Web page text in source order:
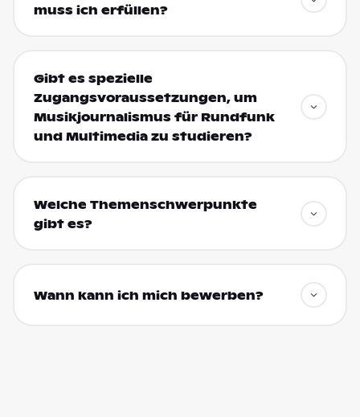
muss ich erfüllen?
Gibt es spezielle
Zugangsvoraussetzungen, um
Musikjournalismus für Rundfunk
und Multimedia zu studieren?
Welche Themenschwerpunkte
gibt es?
Wann kann ich mich bewerben?